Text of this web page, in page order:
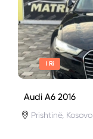
I Ri
Audi A6 2016
Prishtinë, Kosovo